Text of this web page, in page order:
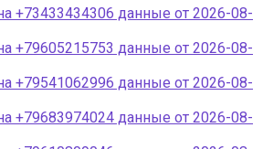
+73433434306 данные от 2026-08-
+79605215753 данные от 2026-08-
+79541062996 данные от 2026-08-
+79683974024 данные от 2026-08-